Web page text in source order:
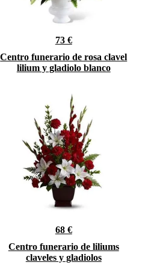
73 €
Centro funerario de rosa clavel
lilium y gladiolo blanco
68 €
Centro funerario de liliums
claveles y gladiolos